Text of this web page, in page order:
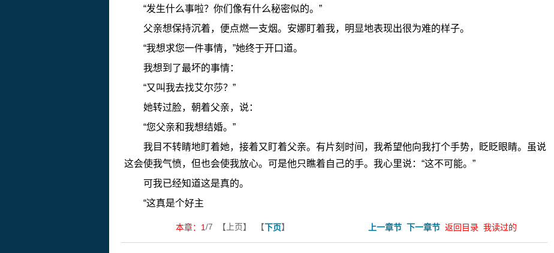
“发生什么事啦？你们像有什么秘密似的。”
父亲想保持沉着，便点燃一支烟。安娜盯着我，明显地表现出很为难的样子。
“我想求您一件事情，”她终于开口道。
我想到了最坏的事情：
“又叫我去找艾尔莎？”
她转过脸，朝着父亲，说：
“您父亲和我想结婚。”
我目不转睛地盯着她，接着又盯着父亲。有片刻时间，我希望他向我打个手势，眨眨眼睛。虽说
这会使我气愤，但也会使我放心。可是他只瞧着自己的手。我心里说：“这不可能。”
可我已经知道这是真的。
“这真是个好主
本章： 1/7 【上页】 【下页】 上一章节 下一章节 返回目录 我读过的